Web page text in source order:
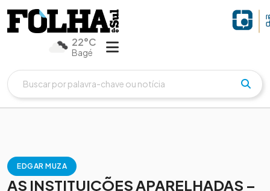
22°C
Bagé
EDGAR MUZA
AS INSTITUIÇÕES APARELHADAS –